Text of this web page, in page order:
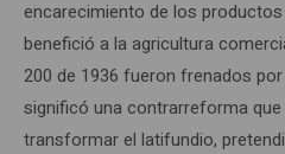
encarecimiento de los
benefició a la agricultura
200 de 1936 fueron frenados
significó una contrarreforma
transformar el latifundio,